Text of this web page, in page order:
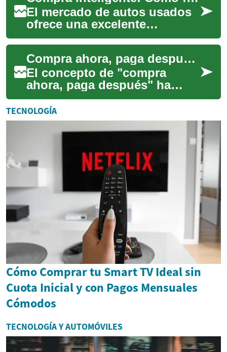
financi...
El mercado de autos usados
ofrece una excelente
oportunidad para adquirir un
vehículo a un precio más
accesible que u...
Compra ahora, paga después: Una nueva forma de financiar tus compras
El concepto de "compra
ahora, paga después" ha
revolucionado la forma en
que los consumidores
realizan sus compras, e...
TECNOLOGÍA
Cómo Comprar tu Smart TV Ideal sin
Cuota Inicial y con Pagos Mensuales
Cómodos
TECNOLOGÍA Y AUTOMÓVILES